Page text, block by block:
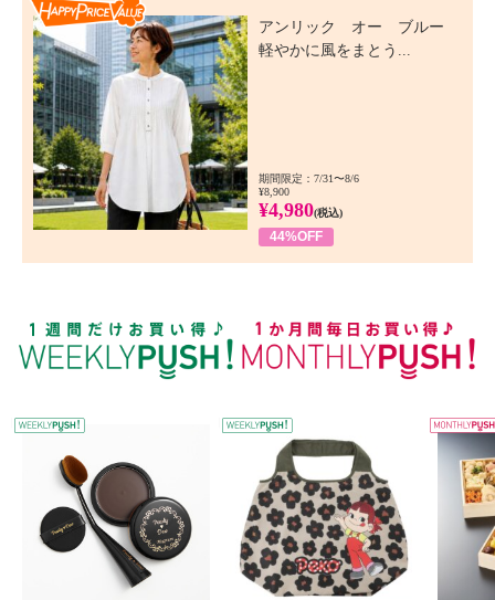
アンリック オー ブルー
軽やかに風をまとう...
期間限定：7/31〜8/6
¥8,900
¥4,980(税込)
44%OFF
WEEKLY PUSH